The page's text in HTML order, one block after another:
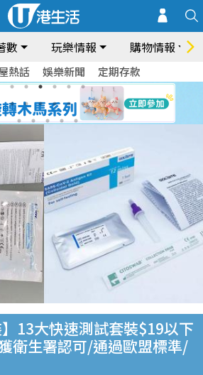
數 玩樂情報 購物情報
熱話 娛樂新聞 定期存款
】13大快速測試套裝$19以下
衛生署認可/通過歐盟標準/